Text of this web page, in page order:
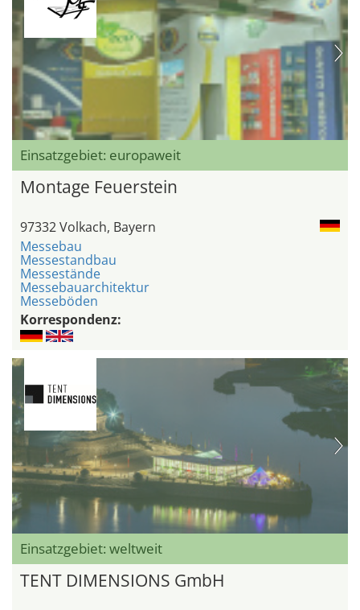
Einsatzgebiet: europaweit
Montage Feuerstein
97332 Volkach, Bayern
Messebau
Messestandbau
Messestände
Messebauarchitektur
Messeböden
Korrespondenz:
Einsatzgebiet: weltweit
TENT DIMENSIONS GmbH